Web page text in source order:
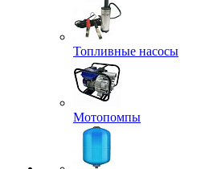
Топливные насосы
Мотопомпы